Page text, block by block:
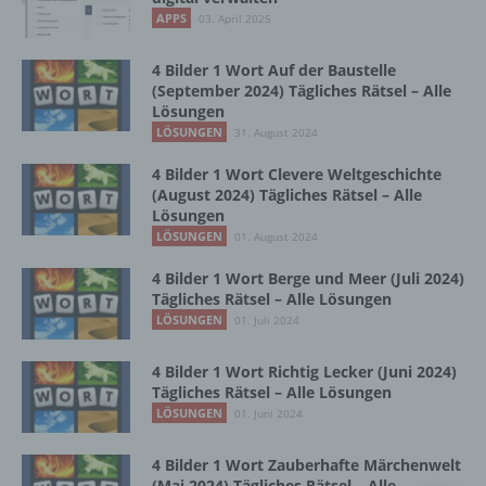
APPS 03. April 2025
4 Bilder 1 Wort Auf der Baustelle
(September 2024) Tägliches Rätsel – Alle
Lösungen
LÖSUNGEN 31. August 2024
4 Bilder 1 Wort Clevere Weltgeschichte
(August 2024) Tägliches Rätsel – Alle
Lösungen
LÖSUNGEN 01. August 2024
4 Bilder 1 Wort Berge und Meer (Juli 2024)
Tägliches Rätsel – Alle Lösungen
LÖSUNGEN 01. Juli 2024
4 Bilder 1 Wort Richtig Lecker (Juni 2024)
Tägliches Rätsel – Alle Lösungen
LÖSUNGEN 01. Juni 2024
4 Bilder 1 Wort Zauberhafte Märchenwelt
Zusammenhang mit personenbezogenen
Organisation, das Ordnen, die Speicherung,
die Anpassung oder Veränderung, das
Auslesen, das Abfragen, die Verwendung,
die Offenlegung durch Übermittlung,
Bereitstellung, den Abgleich oder die
Verknüpfung, die Einschränkung, das
Löschen oder die Vernichtung.
d) Einschränkung der Verarbeitung
Einschränkung der Verarbeitung ist die
Markierung gespeicherter
personenbezogener Daten mit dem Ziel, ihre
künftige Verarbeitung einzuschränken.
e) Profiling